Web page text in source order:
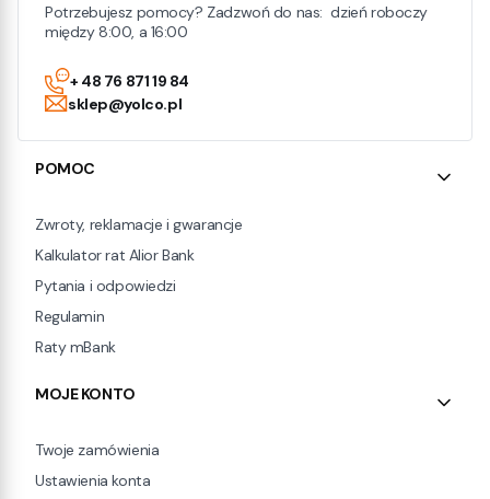
Potrzebujesz pomocy? Zadzwoń do nas: dzień roboczy
między 8:00, a 16:00
+ 48 76 871 19 84
sklep@yolco.pl
Linki w stopce
POMOC
Zwroty, reklamacje i gwarancje
Kalkulator rat Alior Bank
Pytania i odpowiedzi
Regulamin
Raty mBank
MOJE KONTO
Twoje zamówienia
Ustawienia konta